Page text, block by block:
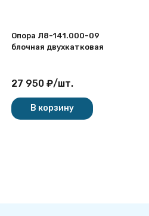
Опора Л8-141.000-09
блочная двухкатковая
27 950 ₽/шт.
В корзину